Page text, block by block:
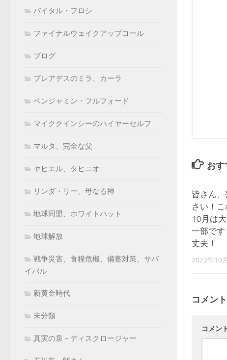
おす
皆さん
さい！
10月は
一部で
丈夫！
2022年10
コメン
コメント
バイタル・フロシ
ファイナルウェイクアップコール
ブログ
プレアデスのミラ、カーラ
ベンジャミン・フルフォード
マイククインシーのハイヤーセルフ
マルタ、完全な父
ヤヒエル、タヒニオ
リンダ・リー、母なる神
地球同盟、ホワイトハット
地球解放
戦争災害、食糧危機、備蓄対策、サバ
イバル
新黄金時代
未分類
真実の泉－ディスクロージャー